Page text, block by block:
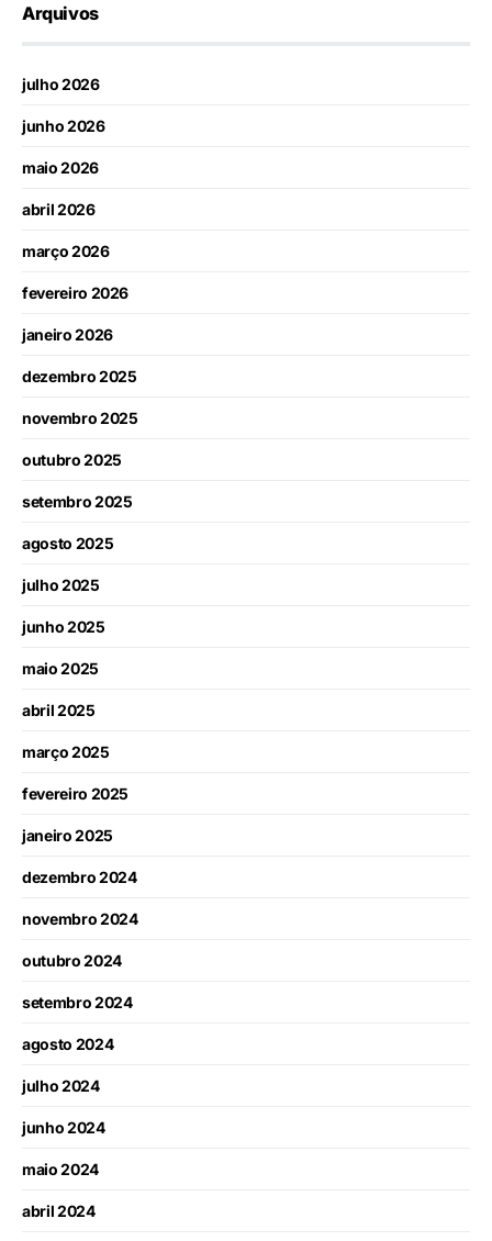
Arquivos
julho 2026
junho 2026
maio 2026
abril 2026
março 2026
fevereiro 2026
janeiro 2026
dezembro 2025
novembro 2025
outubro 2025
setembro 2025
agosto 2025
julho 2025
junho 2025
maio 2025
abril 2025
março 2025
fevereiro 2025
janeiro 2025
dezembro 2024
novembro 2024
outubro 2024
setembro 2024
agosto 2024
julho 2024
junho 2024
maio 2024
abril 2024